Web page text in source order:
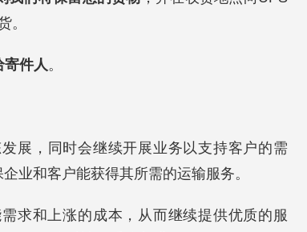
。
寄件人。
展，同时会继续开展业务以支持客户的需
业和客户能获得其所需的运输服务。
求和上涨的成本，从而继续提供优质的服